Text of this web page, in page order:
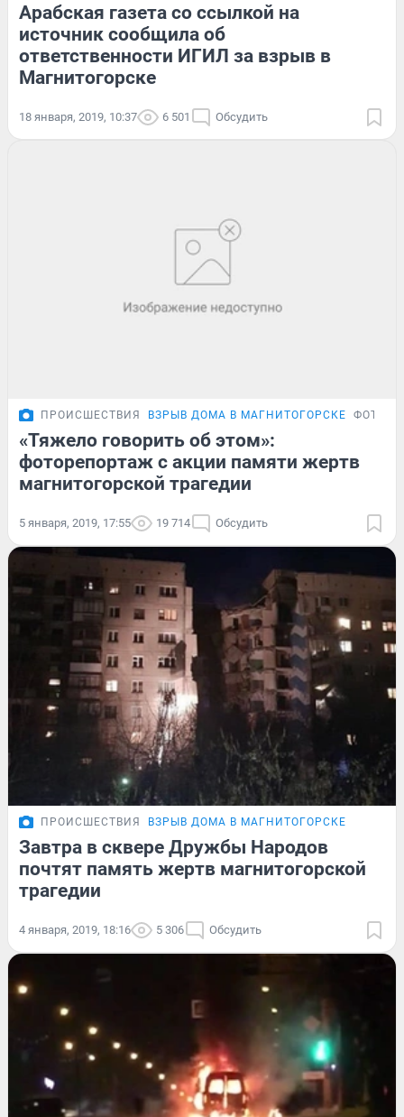
Арабская газета со ссылкой на
источник сообщила об
ответственности ИГИЛ за взрыв в
Магнитогорске
18 января, 2019, 10:37 6 501 Обсудить
ПРОИСШЕСТВИЯ ВЗРЫВ ДОМА В МАГНИТОГОРСКЕ
«Тяжело говорить об этом»:
фоторепортаж с акции памяти жертв
магнитогорской трагедии
5 января, 2019, 17:55 19 714 Обсудить
ПРОИСШЕСТВИЯ ВЗРЫВ ДОМА В МАГНИТОГОРСКЕ
Завтра в сквере Дружбы Народов
почтят память жертв магнитогорской
трагедии
4 января, 2019, 18:16 5 306 Обсудить